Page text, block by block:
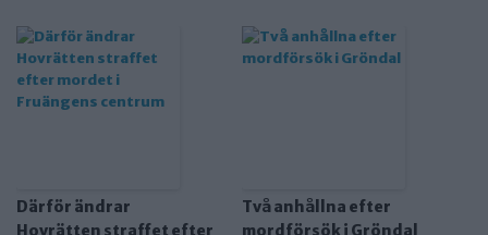
Därför ändrar
Hovrätten straffet efter
Två anhållna efter
mordförsök i Gröndal